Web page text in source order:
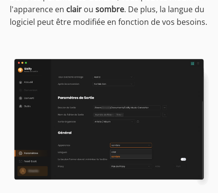
l'apparence en clair ou sombre. De plus, la langue du
logiciel peut être modifiée en fonction de vos besoins.